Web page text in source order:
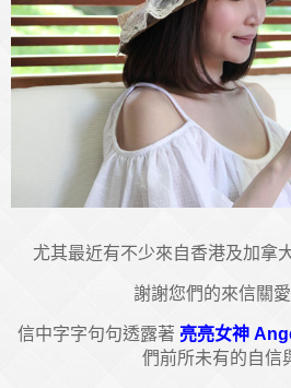
尤其最近有不少來自香港及加拿
謝謝您們的來信關
信中字字句句透露著 亮亮女神
們前所未有的自信